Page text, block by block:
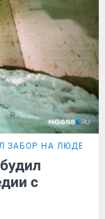
ЗАБОР НА ЛЮДЕЙ
с